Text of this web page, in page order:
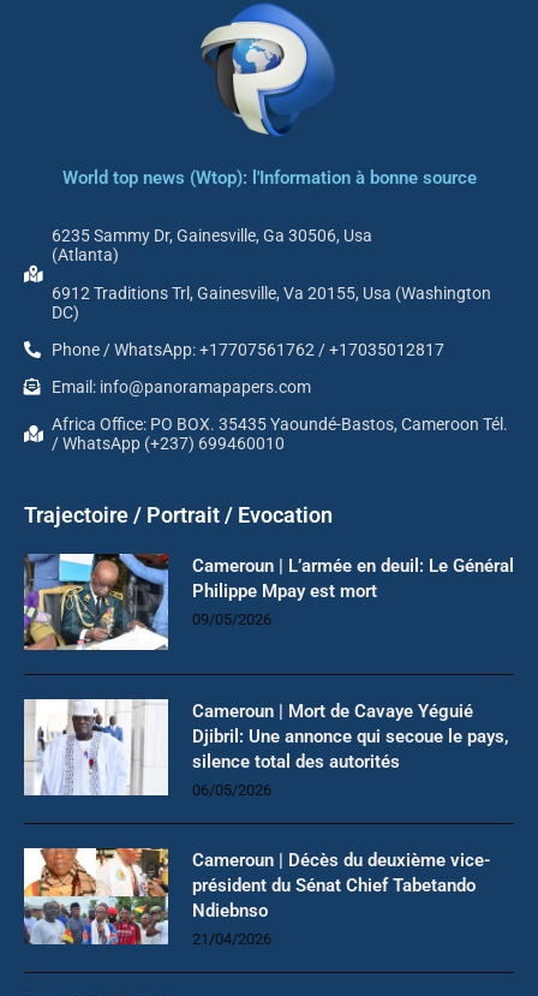
World top news (Wtop): l'Information à bonne source
6235 Sammy Dr, Gainesville, Ga 30506, Usa
(Atlanta)
6912 Traditions Trl, Gainesville, Va 20155, Usa (Washington
DC)
Phone / WhatsApp: +17707561762 / +17035012817
Email: info@panoramapapers.com
Africa Office: PO BOX. 35435 Yaoundé-Bastos, Cameroon Tél.
/ WhatsApp (+237) 699460010
Trajectoire / Portrait / Evocation
Cameroun | L’armée en deuil: Le Général
Philippe Mpay est mort
09/05/2026
Cameroun | Mort de Cavaye Yéguié
Djibril: Une annonce qui secoue le pays,
silence total des autorités
06/05/2026
Cameroun | Décès du deuxième vice-
président du Sénat Chief Tabetando
Ndiebnso
21/04/2026